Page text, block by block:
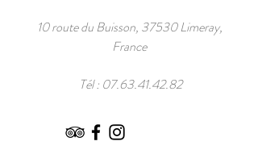
10 route du Buisson, 37530 Limeray,
France
Tél : 07.63.41.42.82